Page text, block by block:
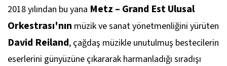
2018 yılından bu yana Metz – Grand Est Ulusal
Orkestrası'nın müzik ve sanat yönetmenliğini yürüten
David Reiland, çağdaş müzikle unutulmuş bestecilerin
eserlerini günyüzüne çıkararak harmanladığı sıradışı